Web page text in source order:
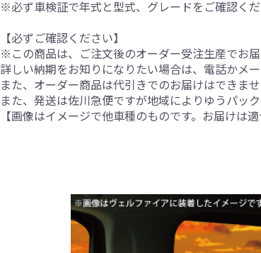
※必ず車検証で年式と型式、グレードをご確認く
【必ずご確認ください】
※この商品は、ご注文後のオーダー受注生産でお
詳しい納期をお知りになりたい場合は、電話かメ
また、オーダー商品は代引きでのお届けはできま
また、発送は佐川急便ですが地域によりゆうパッ
【画像はイメージで他車種のものです。お届けは